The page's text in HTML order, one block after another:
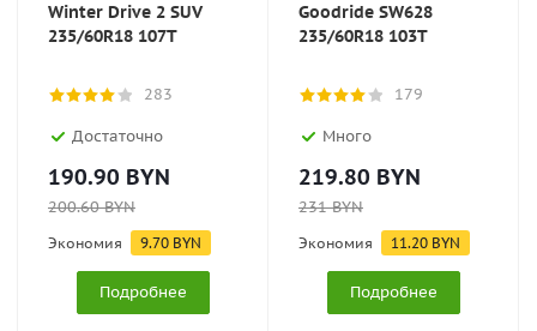
Winter Drive 2 SUV
235/60R18 107T
283
Достаточно
190.90 BYN
200.60BYN
Экономия 9.70 BYN
Подробнее
Goodride SW628
235/60R18 103T
179
Много
219.80 BYN
231BYN
Экономия 11.20 BYN
Подробнее